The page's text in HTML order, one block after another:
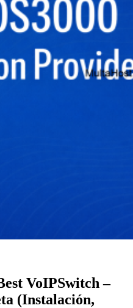
VoIPSwitch –
(Instalación,